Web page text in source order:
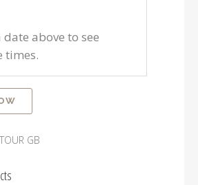
date above to see
times.
TOUR GB